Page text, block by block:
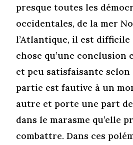
presque toutes les
occidentales, de la mer
l’Atlantique, il est
chose qu’une conclusion
et peu satisfaisante selon
partie est fautive à un
autre et porte une part
dans le marasme qu’elle
combattre. Dans ces